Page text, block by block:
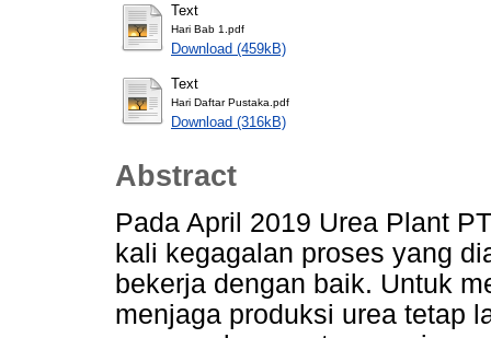
Text
Hari Bab 1.pdf
Download (459kB)
Text
Hari Daftar Pustaka.pdf
Download (316kB)
Abstract
Pada April 2019 Urea Plant
kali kegagalan proses yang
bekerja dengan baik. Untuk
menjaga produksi urea tetap